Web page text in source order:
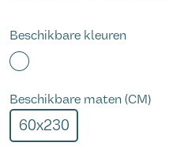
Beschikbare kleuren
Beschikbare maten (CM)
60x230